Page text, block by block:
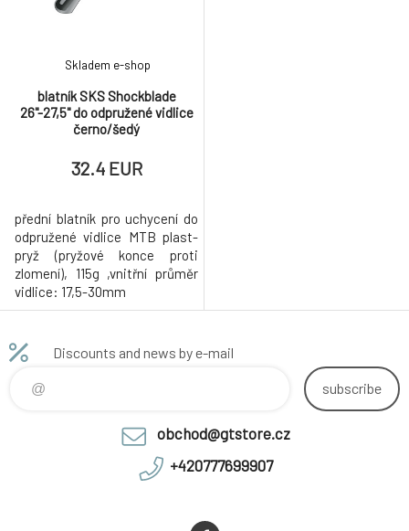
blatník SKS Shockblade
26"-27,5" do odpružené vidlice
černo/šedý
Skladem e-shop
32.4 EUR
přední blatník pro uchycení do
odpružené vidlice MTB plast-
pryž (pryžové konce proti
zlomení), 115g ,vnitřní průměr
vidlice: 17,5-30mm
Discounts and news by e-mail
subscribe
obchod@gtstore.cz
+420777699907